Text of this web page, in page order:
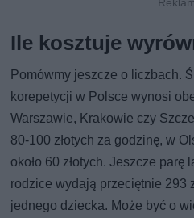
Ile kosztuje
Pomówmy jeszcze o liczbach.
korepetycji w Polsce wynosi
Warszawie, Krakowie czy
80-100 złotych za godzinę, w
około 60 złotych. Jeszcze parę
rodzice wydają przeciętnie 293
jednego dziecka. Może być o